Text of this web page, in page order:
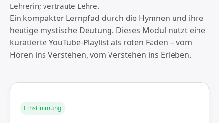
Lehrerin; vertraute Lehre.
Ein kompakter Lernpfad durch die Hymnen und ihre
heutige mystische Deutung. Dieses Modul nutzt eine
kuratierte YouTube-Playlist als roten Faden – vom
Hören ins Verstehen, vom Verstehen ins Erleben.
Einstimmung